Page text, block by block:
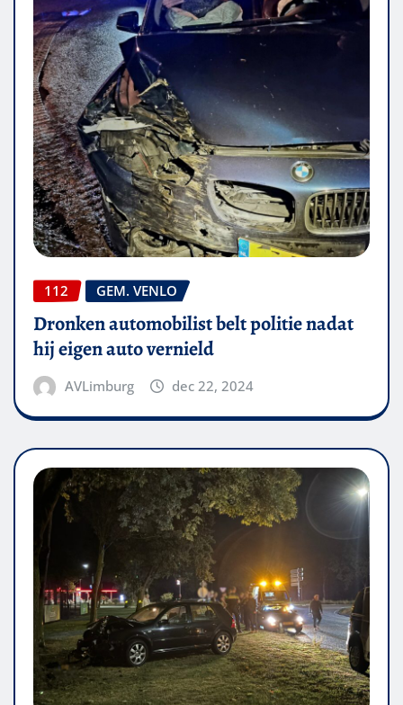
112 GEM. VENLO
Dronken automobilist belt politie nadat
hij eigen auto vernield
AVLimburg dec 22, 2024